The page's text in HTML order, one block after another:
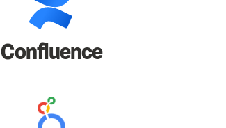
Confluence